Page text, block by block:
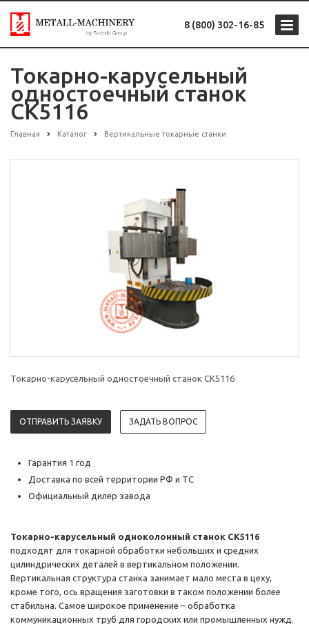
8 (800) 302-16-85
Токарно-карусельный
одностоечный станок
CK5116
Главная Каталог Вертикальные токарные станки
Токарно-карусельный одностоечный станок CK5116
ОТПРАВИТЬ ЗАЯВКУ ЗАДАТЬ ВОПРОС
Гарантия 1 год
Доставка по всей территории РФ и ТС
Официальный дилер завода
Токарно-карусельный одноколонный станок CK5116
подходят для токарной обработки небольших и средних
цилиндрических деталей в вертикальном положении.
Вертикальная структура станка занимает мало места в цеху,
кроме того, ось вращения заготовки в таком положении более
стабильна. Самое широкое применение – обработка
коммуникационных труб для городских или промышленных нужд.